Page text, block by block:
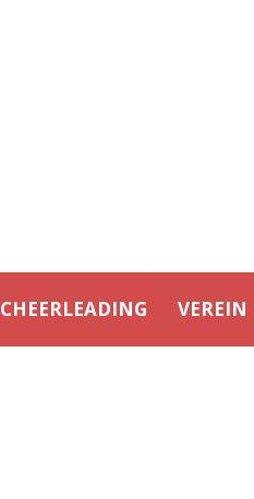
CHEERLEADING VEREIN